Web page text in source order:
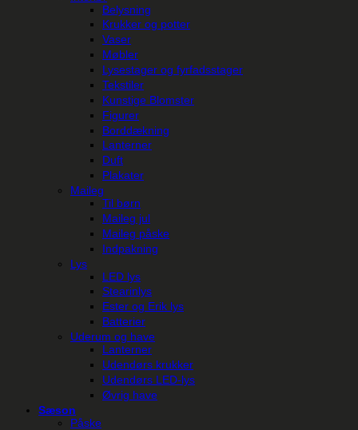
Belysning
Krukker og potter
Vaser
Møbler
Lysestager og fyrfadsstager
Tekstiler
Kunstige Blomster
Figurer
Borddækning
Lanterner
Duft
Plakater
Maileg
Til børn
Maileg jul
Maileg påske
Indpakning
Lys
LED lys
Stearinlys
Ester og Erik lys
Batterier
Uderum og have
Lanterner
Udendørs krukker
Udendørs LED-lys
Øvrig have
Sæson
Påske